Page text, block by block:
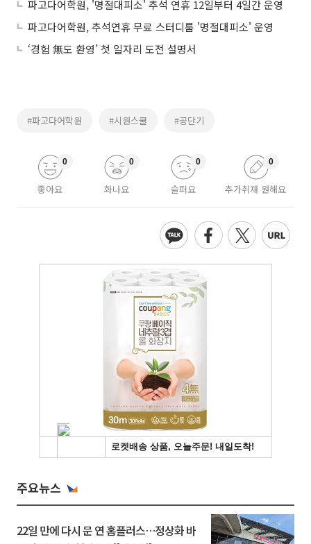
파고다어학원, '명절대피소' 추석 연휴 12일부터 4일간 운영
파고다어학원, 추석연휴 무료 스터디룸 '명절대피소' 운영
‘경험 無도 환영’ 첫 일자리 도전 설명서
#파고다어학원 #시원스쿨 #공단기
좋아요
0
화나요
0
슬퍼요
0
추가취재 원해요
0
주요뉴스
22일 만에 다시 문 연 홈플러스…정상화 바